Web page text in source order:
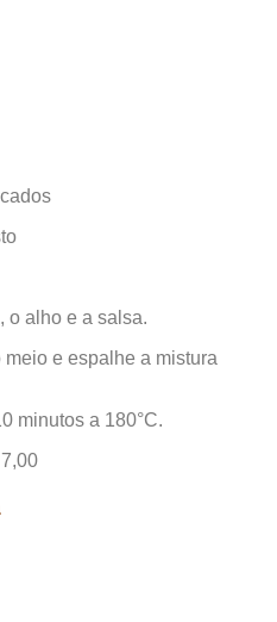
o alho e a salsa.
e espalhe a mistura
minutos a 180°C.